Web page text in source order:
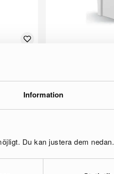
Information
Du kan justera dem nedan.
158 € 258 €
Säästät 100 €